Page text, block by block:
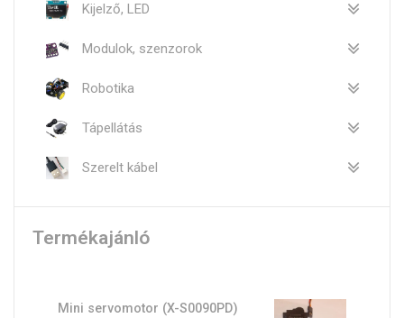
Kijelző, LED
Modulok, szenzorok
Robotika
Tápellátás
Szerelt kábel
Termékajánló
Mini servomotor (X-S0090PD)